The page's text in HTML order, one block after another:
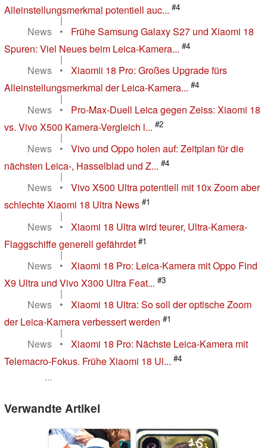
Alleinstellungsmerkmal potentiell auc... #4
|
News
•
Frühe Samsung Galaxy S27 und Xiaomi 18
Spuren: Viel Neues beim Leica-Kamera... #4
|
News
•
Xiaomii 18 Pro: Großes Upgrade fürs
Alleinstellungsmerkmal der Leica-Kamera... #4
|
News
•
Pro-Max-Duell Leica gegen Zeiss: Xiaomi 18
vs. Vivo X500 Kamera-Vergleich l... #2
|
News
•
Vivo und Oppo holen auf: Zeitplan für die
nächsten Leica-, Hasselblad und Z... #4
|
News
•
Vivo X500 Ultra potentiell mit 10x Zoom aber
schlechte Xiaomi 18 Ultra News #1
|
News
•
Xiaomi 18 Ultra wird teurer, Ultra-Kamera-
Flaggschiffe generell gefährdet #1
|
News
•
Xiaomi 18 Pro: Leica-Kamera mit Oppo Find
X9 Ultra und Vivo X300 Ultra Feat... #3
|
News
•
Xiaomi 18 Ultra: So soll der optische Zoom
der Leica-Kamera verbessert werden #1
|
News
•
Xiaomi 18 Pro: Nächste Leica-Kamera mit
Telemacro-Fokus. Frühe Xiaomi 18 Ul... #4
...
Verwandte Artikel